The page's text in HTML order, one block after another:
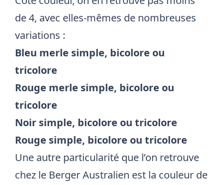
de 4, avec elles-mêmes de nombreuses
variations :
Bleu merle simple, bicolore ou
tricolore
Rouge merle simple, bicolore ou
tricolore
Noir simple, bicolore ou tricolore
Rouge simple, bicolore ou tricolore
Une autre particularité que l’on retrouve
chez le Berger Australien est la couleur de